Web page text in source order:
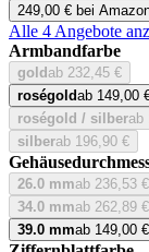
249,00 € bei
Alle 4 Angebote
Armbandfarbe
gold ab 232,45 €
roségoldab 149,00
roségold / silberab
silberab 196,90 €
26.0 mmab 236,53 €
34.0 mmab 262,89 €
39.0 mmab 149,00 €